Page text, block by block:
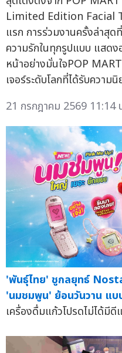
Limited Edition Facial
แรก การร่วมงานครั้งล่าสุด
ความรักในทุกรูปแบบ แสด
หน้าอย่างมั่นใจPOP
เจอร์ระดับโลกที่ได้รับความ
21 กรกฎาคม 2569 11:14
'พันธุ์ไทย' ชูกลยุทธ์
'นมชมพูน' ย้อนวันวาน แบ
เครื่องดื่มแก้วโปรดไม่ได้มี